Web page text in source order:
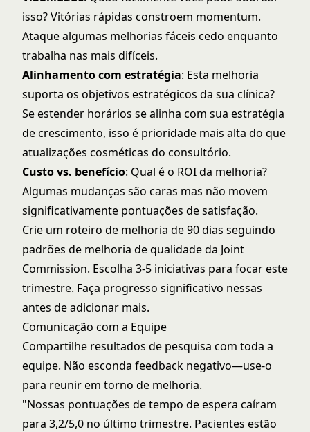
isso? Vitórias rápidas constroem momentum.
Ataque algumas melhorias fáceis cedo enquanto
trabalha nas mais difíceis.
Alinhamento com estratégia: Esta melhoria
suporta os objetivos estratégicos da sua clínica?
Se estender horários se alinha com sua estratégia
de crescimento, isso é prioridade mais alta do que
atualizações cosméticas do consultório.
Custo vs. benefício: Qual é o ROI da melhoria?
Algumas mudanças são caras mas não movem
significativamente pontuações de satisfação.
Crie um roteiro de melhoria de 90 dias seguindo
padrões de melhoria de qualidade da Joint
Commission. Escolha 3-5 iniciativas para focar este
trimestre. Faça progresso significativo nessas
antes de adicionar mais.
Comunicação com a Equipe
Compartilhe resultados de pesquisa com toda a
equipe. Não esconda feedback negativo—use-o
para reunir em torno de melhoria.
"Nossas pontuações de tempo de espera caíram
para 3,2/5,0 no último trimestre. Pacientes estão